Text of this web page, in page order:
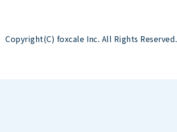
Copyright(C) foxcale Inc. All Rights Reserved.